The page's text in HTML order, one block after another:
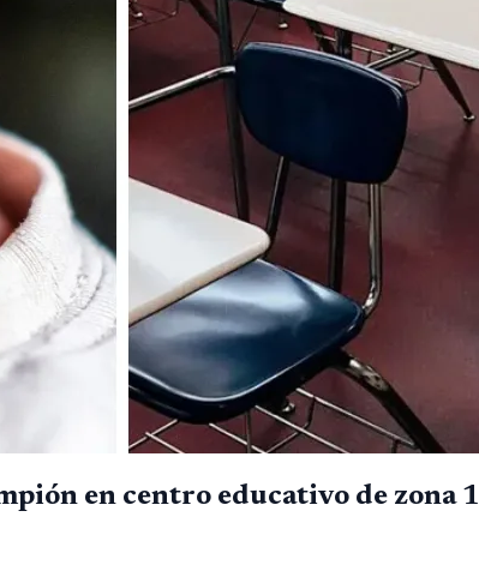
en centro educativo de zona 1